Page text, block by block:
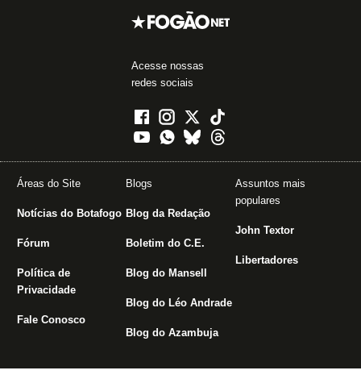
Acesse nossas
redes sociais
Áreas do Site
Notícias do Botafogo
Fórum
Política de
Privacidade
Fale Conosco
Blogs
Blog da Redação
Boletim do C.E.
Blog do Mansell
Blog do Léo Andrade
Blog do Azambuja
Assuntos mais
populares
John Textor
Libertadores